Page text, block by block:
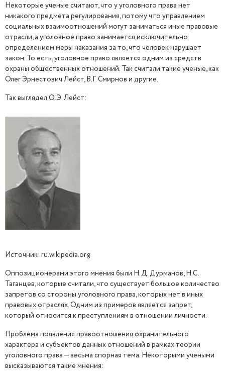
Некоторые ученые считают, что у уголовного права нет
никакого предмета регулирования, потому что управлением
социальных взаимоотношений могут заниматься иные правовые
отрасли, а уголовное право занимается исключительно
определением меры наказания за то, что человек нарушает
закон. То есть, уголовное право является одним из средств
охраны общественных отношений. Так считали такие ученые, как
Олег Эрнестович Лейст, В.Г. Смирнов и другие.
Так выглядел О.Э. Лейст:
Источник: ru.wikipedia.org
Оппозиционерами этого мнения были Н.Д. Дурманов, Н.С.
Таганцев, которые считали, что существует большое количество
запретов со стороны уголовного права, которых нет в иных
правовых отраслях. Одним из примеров является запрет,
который относится к преступлениям в отношении личности.
Проблема появления правоотношения охранительного
характера и субъектов данных отношений в рамках теории
уголовного права — весьма спорная тема. Некоторыми учеными
высказываются такие мнения: